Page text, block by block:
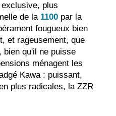
plus
de la 1100 par la
fougueux bien
et rageusement, que
bien qu'il ne puisse
ménagent les
Kawa : puissant,
plus radicales, la ZZR